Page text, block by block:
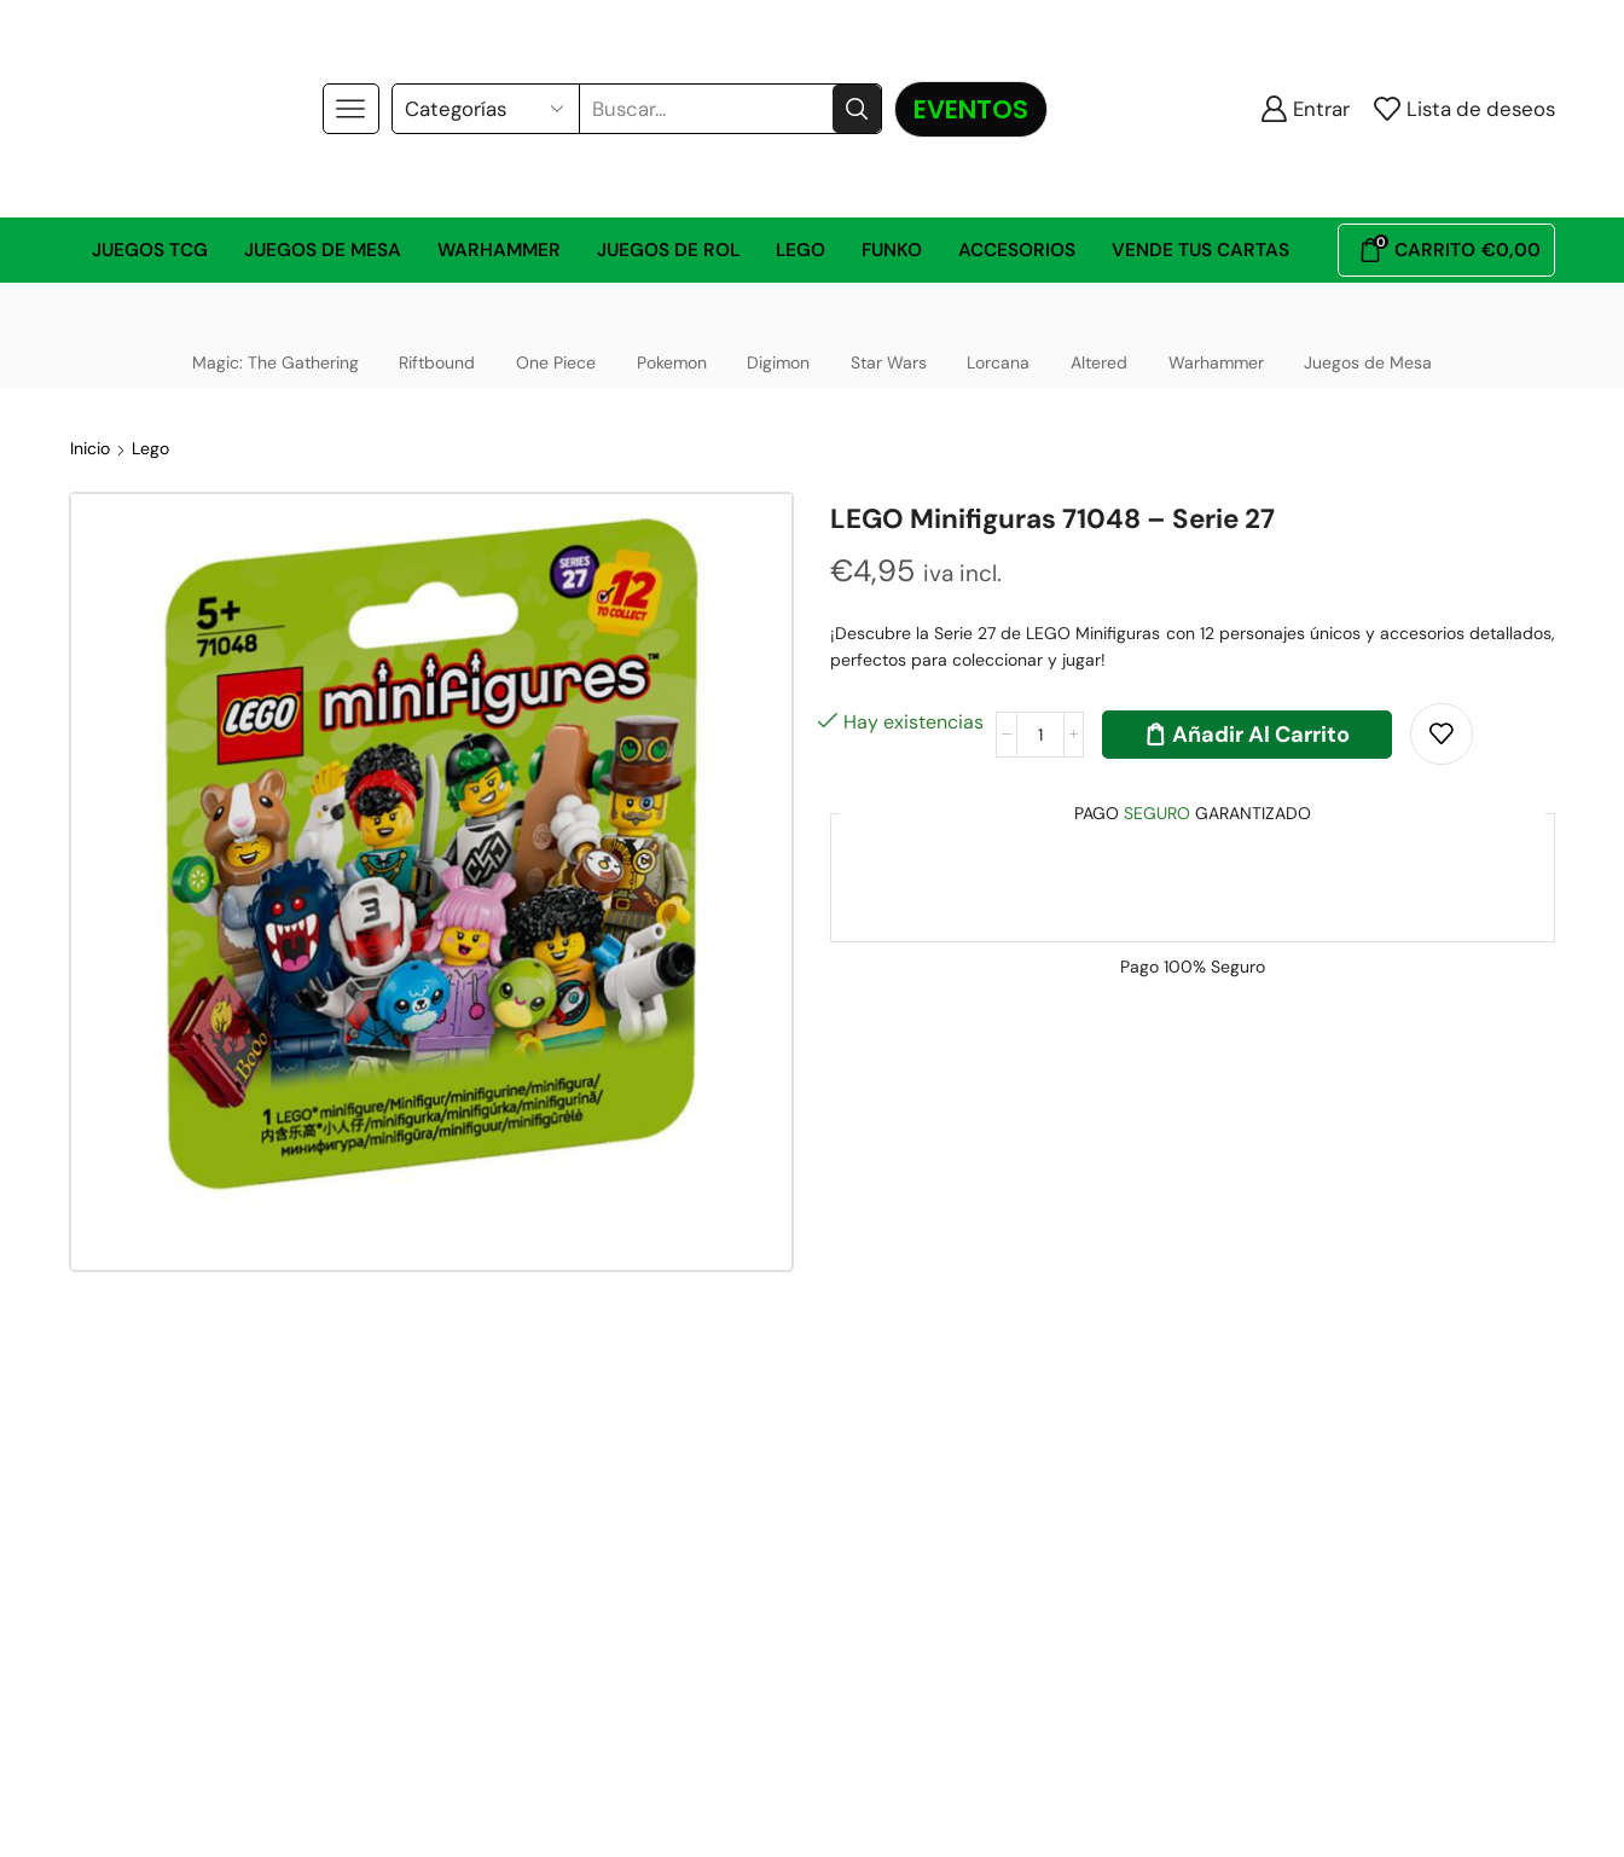
EVENTOS Entrar Lista de deseos
JUEGOS TCG JUEGOS DE MESA WARHAMMER JUEGOS DE ROL LEGO FUNKO ACCESORIOS VENDE TUS CARTAS 0 CARRITO €0,00
Magic: The Gathering Riftbound One Piece Pokemon Digimon Star Wars Lorcana Altered Warhammer Juegos de Mesa
Inicio Lego
LEGO Minifiguras 71048 – Serie 27
€4,95 iva incl.
¡Descubre la Serie 27 de LEGO Minifiguras con 12 personajes únicos y accesorios detallados,
perfectos para coleccionar y jugar!
Hay existencias Añadir Al Carrito
PAGO SEGURO GARANTIZADO
Pago 100% Seguro